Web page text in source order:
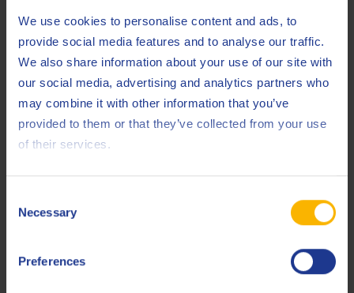
We use cookies to personalise content and ads, to
provide social media features and to analyse our traffic.
We also share information about your use of our site with
our social media, advertising and analytics partners who
may combine it with other information that you’ve
provided to them or that they’ve collected from your use
of their services.
Selection
Necessary
Preferences
Fiat 9.55535-Z2
Ford M2C917-A
GM Dexos2
MB 229.31
MB
Porsche